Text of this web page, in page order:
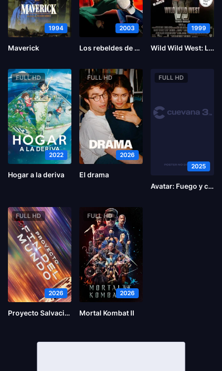
1994
Maverick
2003
Los rebeldes de Shanghai
1999
Wild Wild West: Las Aventuras de Jim West
FULL HD
2022
Hogar a la deriva
FULL HD
2026
El drama
FULL HD
2025
Avatar: Fuego y ceniza
FULL HD
2026
Proyecto Salvación
FULL HD
2026
Mortal Kombat II